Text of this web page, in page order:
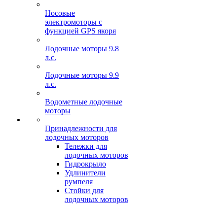
Носовые
электромоторы с
функцией GPS якоря
Лодочные моторы 9.8
л.с.
Лодочные моторы 9.9
л.с.
Водометные лодочные
моторы
Принадлежности для
лодочных моторов
Тележки для
лодочных моторов
Гидрокрыло
Удлинители
румпеля
Стойки для
лодочных моторов